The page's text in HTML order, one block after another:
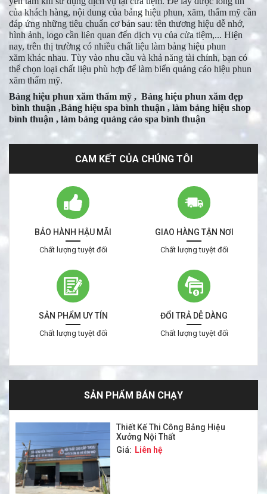
của khách hàng, nội dung của bảng hiệu phun, xăm, thẩm mỹ cần
đáp ứng những tiêu chuẩn cơ bản sau: tên thương hiệu dễ nhớ,
hình ảnh, logo cần liên quan đến dịch vụ của cửa tiệm,... Hiện
nay, trên thị trường có nhiều chất liệu làm bảng hiệu phun
xăm khác nhau. Tùy vào nhu cầu và khả năng tài chính, bạn có
thể chọn loại chất liệu phù hợp để làm biển quảng cáo hiệu phun
xăm thẩm mỹ.
Bảng hiệu phun xăm thẩm mỹ , Bảng hiệu phun xăm đẹp
bình thuận ,Bảng hiệu spa bình thuận , làm bảng hiệu shop
bình thuận , làm bảng quảng cáo spa bình thuận
CAM KẾT CỦA CHÚNG TÔI
BẢO HÀNH HẬU MÃI
Chất lượng tuyệt đối
GIAO HÀNG TẬN NƠI
Chất lượng tuyệt đối
SẢN PHẨM UY TÍN
Chất lượng tuyệt đối
ĐỔI TRẢ DỄ DÀNG
Chất lượng tuyệt đối
SẢN PHẨM BÁN CHẠY
Thiết Kế Thi Công Bảng Hiệu
Xưởng Nội Thất
Giá: Liên hệ